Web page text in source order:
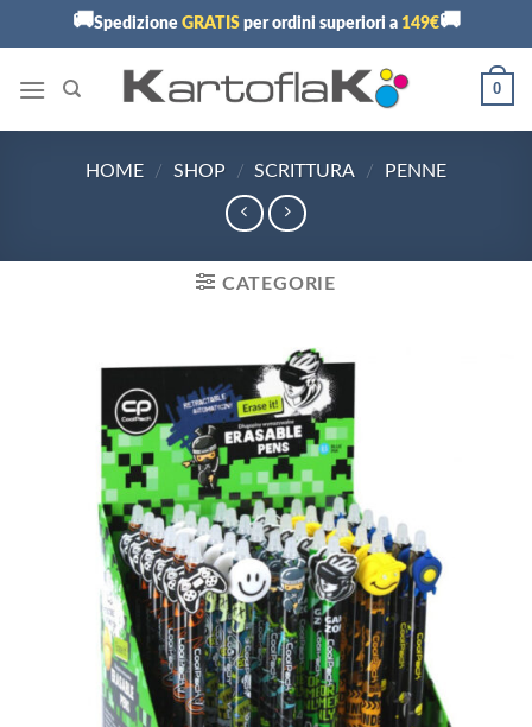
🚚Spedizione GRATISper ordini superiori a 149€🚚
0
HOME / SHOP / SCRITTURA / PENNE
CATEGORIE